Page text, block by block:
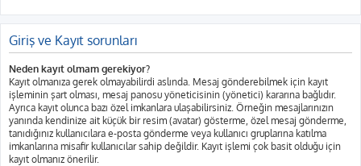
Giriş ve Kayıt sorunları
Neden kayıt olmam gerekiyor?
Kayıt olmanıza gerek olmayabilirdi aslında. Mesaj gönderebilmek için kayıt
işleminin şart olması, mesaj panosu yöneticisinin (yönetici) kararına bağlıdır.
Ayrıca kayıt olunca bazı özel imkanlara ulaşabilirsiniz. Örneğin mesajlarınızın
yanında kendinize ait küçük bir resim (avatar) gösterme, özel mesaj gönderme,
tanıdığınız kullanıcılara e-posta gönderme veya kullanıcı gruplarına katılma
imkanlarına misafir kullanıcılar sahip değildir. Kayıt işlemi çok basit olduğu için
kayıt olmanız önerilir.